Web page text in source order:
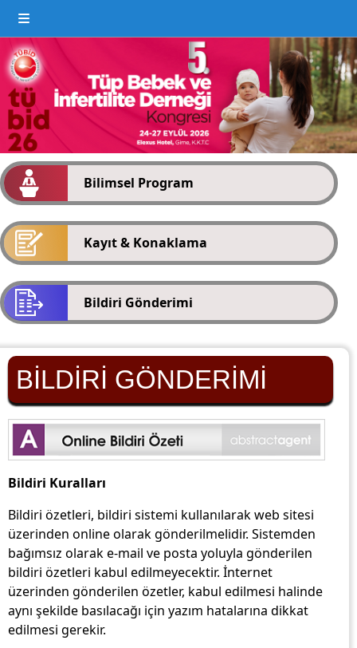
Bilimsel Program
Kayıt & Konaklama
Bildiri Gönderimi
BİLDİRİ GÖNDERİMİ
Bildiri Kuralları
Bildiri özetleri, bildiri sistemi kullanılarak web sitesi
üzerinden online olarak gönderilmelidir. Sistemden
bağımsız olarak e-mail ve posta yoluyla gönderilen
bildiri özetleri kabul edilmeyecektir. İnternet
üzerinden gönderilen özetler, kabul edilmesi halinde
aynı şekilde basılacağı için yazım hatalarına dikkat
edilmesi gerekir.